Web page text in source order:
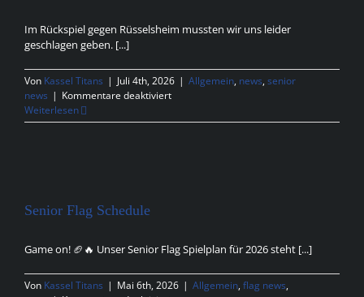
Im Rückspiel gegen Rüsselsheim mussten wir uns leider
geschlagen geben. [...]
Von Kassel Titans | Juli 4th, 2026 | Allgemein, news, senior
news | Kommentare deaktiviertfür
Score
Weiterlesen
Senior Flag Schedule
Game on! 🏈🔥 Unser Senior Flag Spielplan für 2026 steht [...]
Von Kassel Titans | Mai 6th, 2026 | Allgemein, flag news,